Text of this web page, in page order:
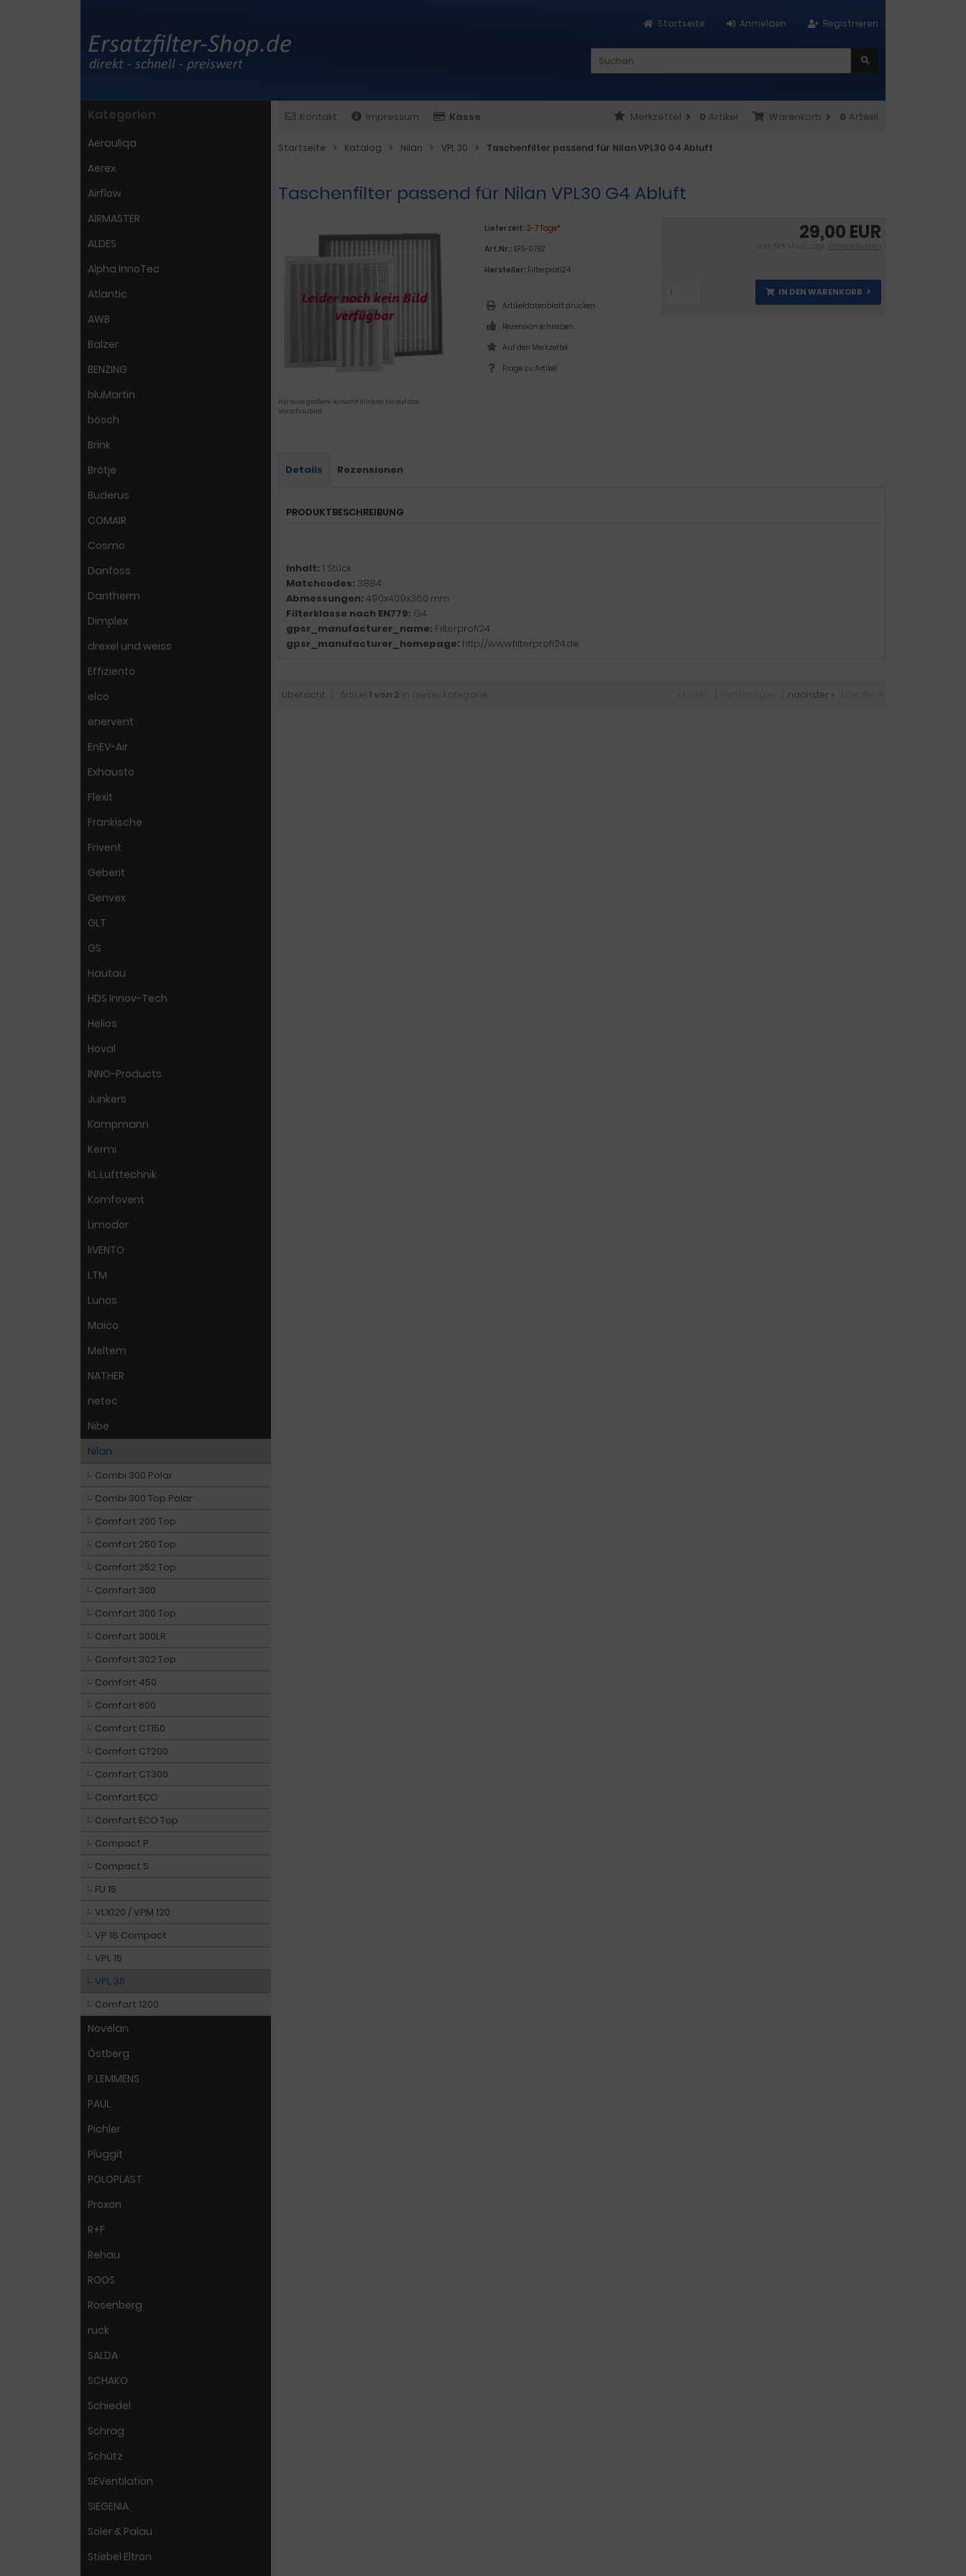
Registrieren
Anmelden
Startseite
Kontakt Impressum Kasse Warenkorb 0 Artikel
Merkzettel 0 Artikel
Startseite Katalog Nilan VPL 30 Taschenfilter passend für Nilan VPL30 G4 Abluft
Taschenfilter passend für Nilan VPL30 G4 Abluft
Für eine größere Ansicht klicken Sie auf das
Vorschaubild
29,00 EUR
inkl. 19 % MwSt. zzgl. Versandkosten
IN DEN WARENKORB
Lieferzeit: 3-7 Tage*
Art.Nr.: EFS-0752
Hersteller: Filterprofi24
Artikeldatenblatt drucken
Rezension schreiben
Frage zu Artikel
Details Rezensionen
PRODUKTBESCHREIBUNG
Inhalt: 1 Stück
Matchcodes: 3884
Abmessungen: 490x409x360 mm
Filterklasse nach EN779: G4
gpsr_manufacturer_name: Filterprofi24
gpsr_manufacturer_homepage: http://www.filterprofi24.de
Übersicht | Artikel 1 von 2 in dieser Kategorie nächster »
Kategorien
Aerauliqa
Aerex
Airflow
AIRMASTER
ALDES
Alpha InnoTec
Atlantic
AWB
Balzer
BENZING
bluMartin
bösch
Brink
Brötje
Buderus
COMAIR
Cosmo
Danfoss
Dantherm
Dimplex
drexel und weiss
Effiziento
elco
enervent
EnEV-Air
Exhausto
Flexit
Fränkische
Frivent
Geberit
Genvex
GLT
GS
Hautau
HDS Innov-Tech
Helios
Hoval
INNO-Products
Junkers
Kampmann
Kermi
KL Lufttechnik
Komfovent
Limodor
liVENTO
LTM
Lunos
Maico
Meltem
NATHER
netec
Nibe
Nilan
Combi 300 Polar
Combi 300 Top Polar
Comfort 200 Top
Comfort 250 Top
Comfort 252 Top
Comfort 300
Comfort 300 Top
Comfort 300LR
Comfort 302 Top
Comfort 450
Comfort 600
Comfort CT150
Comfort CT200
Comfort CT300
Comfort ECO
Comfort ECO Top
Compact P
Compact S
FU 15
VLX120 / VPM 120
VP 18 Compact
VPL 15
VPL 30
Comfort 1200
Novelan
Östberg
P.LEMMENS
PAUL
Pichler
Pluggit
POLOPLAST
Proxon
R+F
Rehau
ROOS
Rosenberg
ruck
SALDA
SCHAKO
Schiedel
Schrag
Schütz
SEVentilation
SIEGENIA
Soler & Palau
Stiebel Eltron